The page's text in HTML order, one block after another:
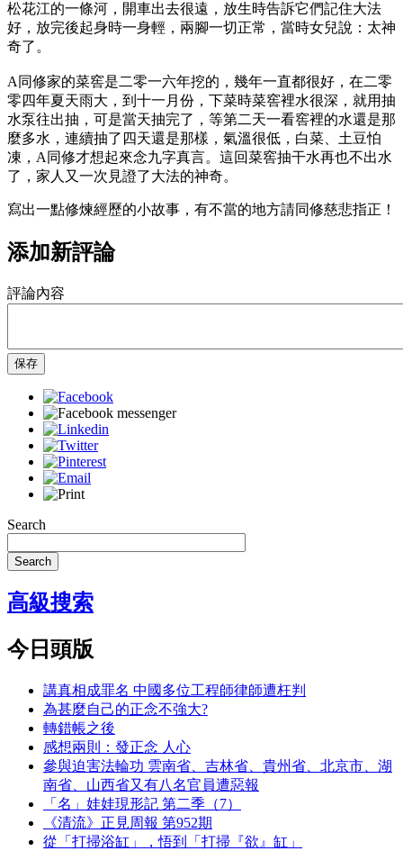
松花江的一條河，開車出去很遠，放生時告訴它們記住大法
好，放完後起身時一身輕，兩腳一切正常，當時女兒說：太神
奇了。
A同修家的菜窖是二零一六年挖的，幾年一直都很好，在二零
零四年夏天雨大，到十一月份，下菜時菜窖裡水很深，就用抽
水泵往出抽，可是當天抽完了，等第二天一看窖裡的水還是那
麼多水，連續抽了四天還是那樣，氣溫很低，白菜、土豆怕
凍，A同修才想起來念九字真言。這回菜窖抽干水再也不出水
了，家人又一次見證了大法的神奇。
寫出一點修煉經歷的小故事，有不當的地方請同修慈悲指正！
添加新評論
評論內容
保存
Search
Search
高級搜索
今日頭版
講真相成罪名 中國多位工程師律師遭枉判
為甚麼自己的正念不強大?
轉錯帳之後
感想兩則：發正念 人心
參與迫害法輪功 雲南省、吉林省、貴州省、北京市、湖
南省、山西省又有八名官員遭惡報
「名」娃娃現形記 第二季（7）
《清流》正見周報 第952期
從「打掃浴缸」，悟到「打掃『欲』缸」